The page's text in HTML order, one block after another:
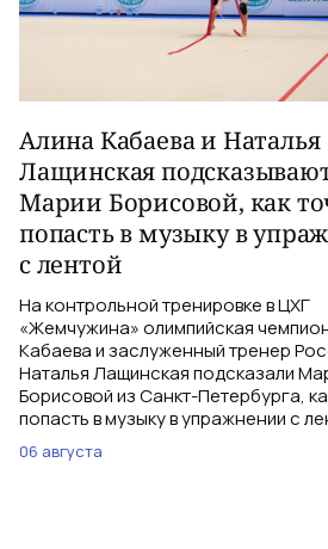
Алина Кабаева и Наталья
Лащинская
Марии Борисовой, как
попасть в музыку в
с лентой
На контрольной тренировке в ЦХГ
«Жемчужина» олимпийская
Кабаева и заслуженный тренер
Наталья Лащинская подсказали
Борисовой из Санкт-Петербурга,
попасть в музыку в упражнении с
06 августа